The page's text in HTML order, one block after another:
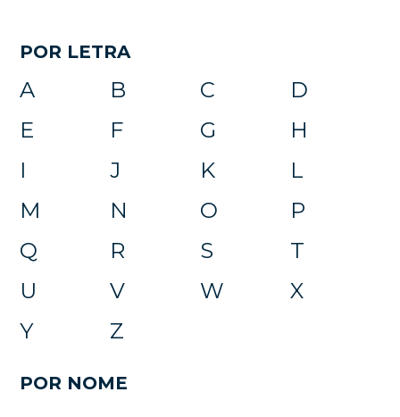
POR LETRA
A B C
D
E
F G
H
I
J K
L
M
N O
P
Q
R S
T
U
V W
X
Y
Z
POR NOME